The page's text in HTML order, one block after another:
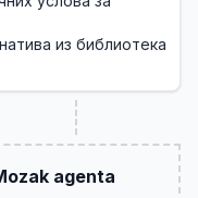
из библиотека
agenta